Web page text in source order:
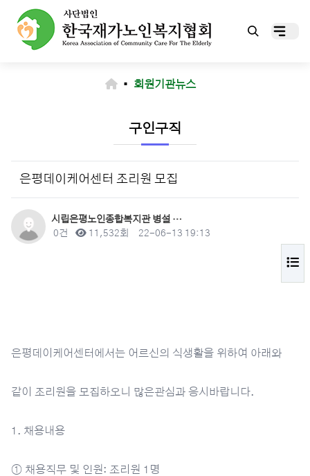
▪ 회원기관뉴스
구인구직
은평데이케어센터 조리원 모집
작성자
시립은평노인종합복지관 병설 …
댓글
0건 조회11,532회 작성일
22-06-13 19:13
은평데이케어센터에서는 어르신의 식생활을 위하여 아래와
같이 조리원을 모집하오니 많은관심과 응시바랍니다.
1. 채용내용
① 채용직무 및 인원: 조리원 1명